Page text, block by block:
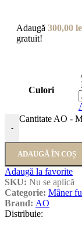
Adaugă 300,00
gratuit!
Culori
-
Cantitate AO -
ADAUGĂ ÎN COȘ
Adaugă la favorite
SKU: Nu se aplică
Categorie: Mâner
Brand: AO
Distribuie: